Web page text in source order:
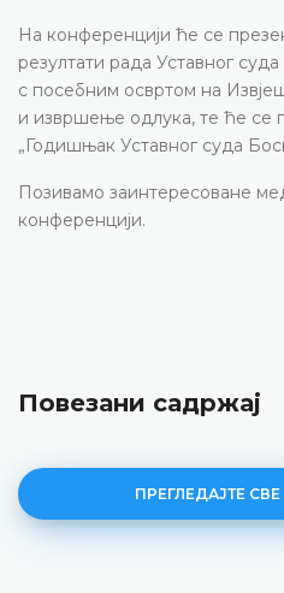
На конференцији ће се
резултати рада Уставног
с посебним освртом на
и извршење одлука, те ће се
„Годишњак Уставног суда
Позивамо заинтересоване
конференцији.
Повезани садржај
ПРЕГЛЕДАЈТЕ